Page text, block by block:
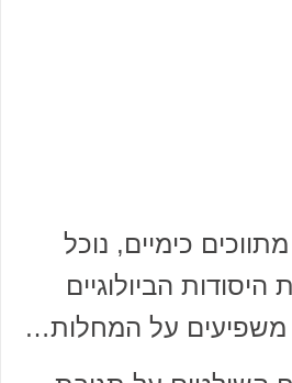
כימיים, נוכל
הביולוגיים
משפיעים על המחלות…